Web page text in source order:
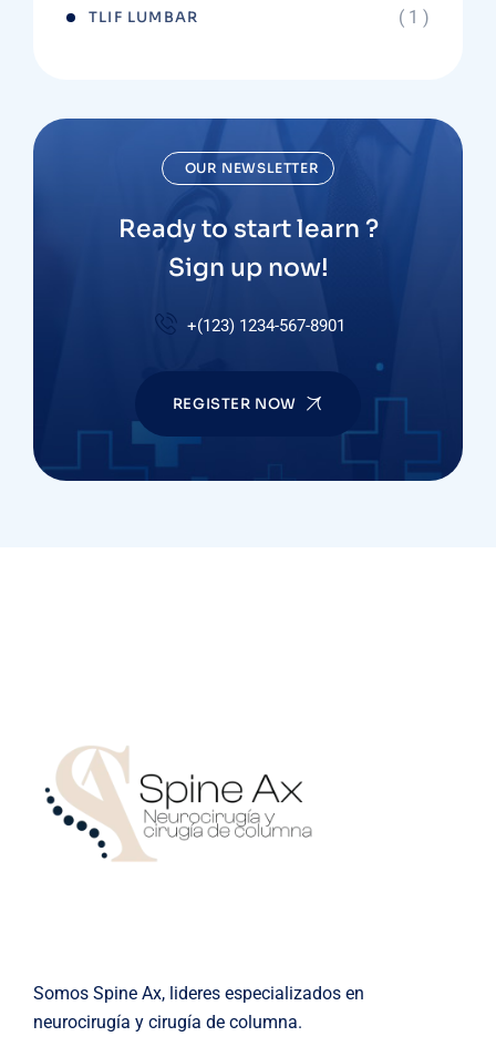
TLIF LUMBAR ( 1 )
OUR NEWSLETTER
Ready to start learn ?
Sign up now!
+(123) 1234-567-8901
REGISTER NOW
Somos Spine Ax, lideres especializados en
neurocirugía y cirugía de columna.